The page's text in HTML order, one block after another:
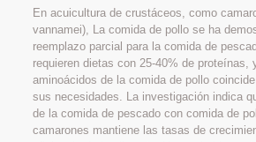
En acuicultura de crustáceos, como
vannamei), La comida de pollo se ha
reemplazo parcial para la comida de
requieren dietas con 25-40% de proteínas,
aminoácidos de la comida de pollo
sus necesidades. La investigación indica
de la comida de pescado con comida de
camarones mantiene las tasas de